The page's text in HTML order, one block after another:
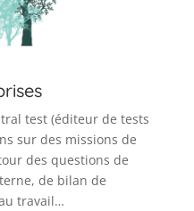
test (éditeur de tests
sur des missions de
des questions de
de bilan de
travail…